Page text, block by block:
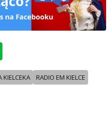
KIELCEKA RADIO EM KIELCE